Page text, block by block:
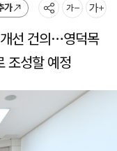
가
선 건의…영덕목
조성할 예정